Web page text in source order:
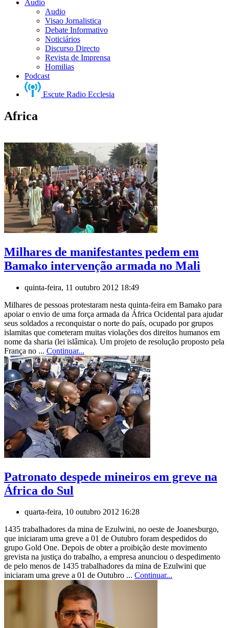
Audio
Audio
Visao Jornalistica
Debate Informativo
Noticiários
Discurso Directo
Revista de Imprensa
Homilias
Podcast
Escute Radio Ecclesia
Africa
Milhares de manifestantes pedem em
Bamako intervenção armada no Mali
quinta-feira, 11 outubro 2012 18:49
Milhares de pessoas protestaram nesta quinta-feira em Bamako para
apoiar o envio de uma força armada da África Ocidental para ajudar
seus soldados a reconquistar o norte do país, ocupado por grupos
islamitas que cometeram muitas violações dos direitos humanos em
nome da sharia (lei islâmica). Um projeto de resolução proposto pela
França no ... Continuar...
Patronato despede mineiros em greve na
África do Sul
quarta-feira, 10 outubro 2012 16:28
1435 trabalhadores da mina de Ezulwini, no oeste de Joanesburgo,
que iniciaram uma greve a 01 de Outubro foram despedidos do
grupo Gold One. Depois de obter a proibição deste movimento
grevista na justiça do trabalho, a empresa anunciou o despedimento
de pelo menos de 1435 trabalhadores da mina de Ezulwini que
iniciaram uma greve a 01 de Outubro ... Continuar...